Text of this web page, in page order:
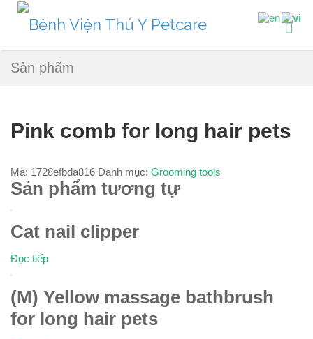
Sản phẩm
Pink comb for long hair pets
Mã: 1728efbda816 Danh mục: Grooming tools
Sản phẩm tương tự
Cat nail clipper
Đọc tiếp
(M) Yellow massage bathbrush
for long hair pets